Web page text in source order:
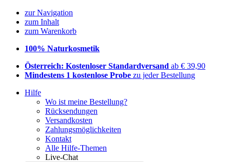
zur Navigation
zum Inhalt
zum Warenkorb
100% Naturkosmetik
Österreich: Kostenloser Standardversand ab € 39,90
Mindestens 1 kostenlose Probe zu jeder Bestellung
Hilfe
Wo ist meine Bestellung?
Rücksendungen
Versandkosten
Zahlungsmöglichkeiten
Kontakt
Alle Hilfe-Themen
Live-Chat